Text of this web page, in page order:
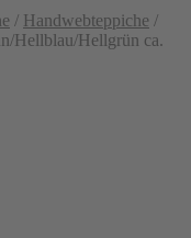
/ Handwebteppiche /
Hellblau/Hellgrün ca.